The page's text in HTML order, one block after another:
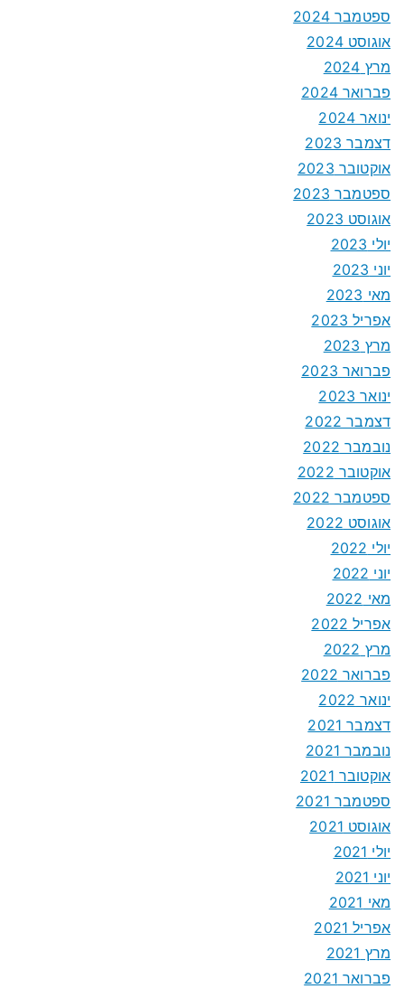
ספטמבר 2024
אוגוסט 2024
מרץ 2024
פברואר 2024
ינואר 2024
דצמבר 2023
אוקטובר 2023
ספטמבר 2023
אוגוסט 2023
יולי 2023
יוני 2023
מאי 2023
אפריל 2023
מרץ 2023
פברואר 2023
ינואר 2023
דצמבר 2022
נובמבר 2022
אוקטובר 2022
ספטמבר 2022
אוגוסט 2022
יולי 2022
יוני 2022
מאי 2022
אפריל 2022
מרץ 2022
פברואר 2022
ינואר 2022
דצמבר 2021
נובמבר 2021
אוקטובר 2021
ספטמבר 2021
אוגוסט 2021
יולי 2021
יוני 2021
מאי 2021
אפריל 2021
מרץ 2021
פברואר 2021